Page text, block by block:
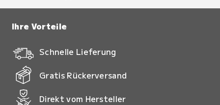
Ihre Vorteile
Schnelle Lieferung
Gratis Rückerversand
Direkt vom Hersteller